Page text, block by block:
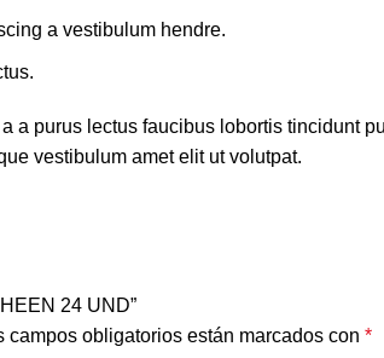
a vestibulum hendre.
a purus lectus faucibus lobortis tincidunt
vestibulum amet elit ut volutpat.
24 UND”
campos obligatorios están marcados con *